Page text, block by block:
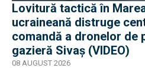
Lovitură tactică în
ucraineană distruge
comandă a dronelor de
gazieră Sivaș (VIDEO)
08 AUGUST 2026